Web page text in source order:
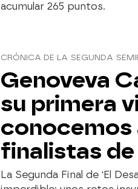
acumular 265 puntos.
CRÓNICA DE LA SEGUNDA
Genoveva
su primera
conocemos
finalistas de
La Segunda Final de 'El